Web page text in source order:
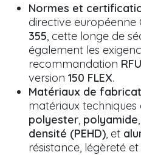
Normes et
directive européenne
355, cette longe de
également les
recommandation
version 150 FLEX.
Matériaux de
matériaux techniques
polyester, polyamide,
densité (PEHD), et
résistance, légèreté